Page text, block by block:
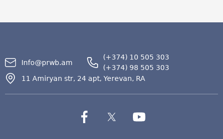
Info@prwb.am
(+374) 10 505 303
(+374) 98 505 303
11 Amiryan str, 24 apt, Yerevan, RA